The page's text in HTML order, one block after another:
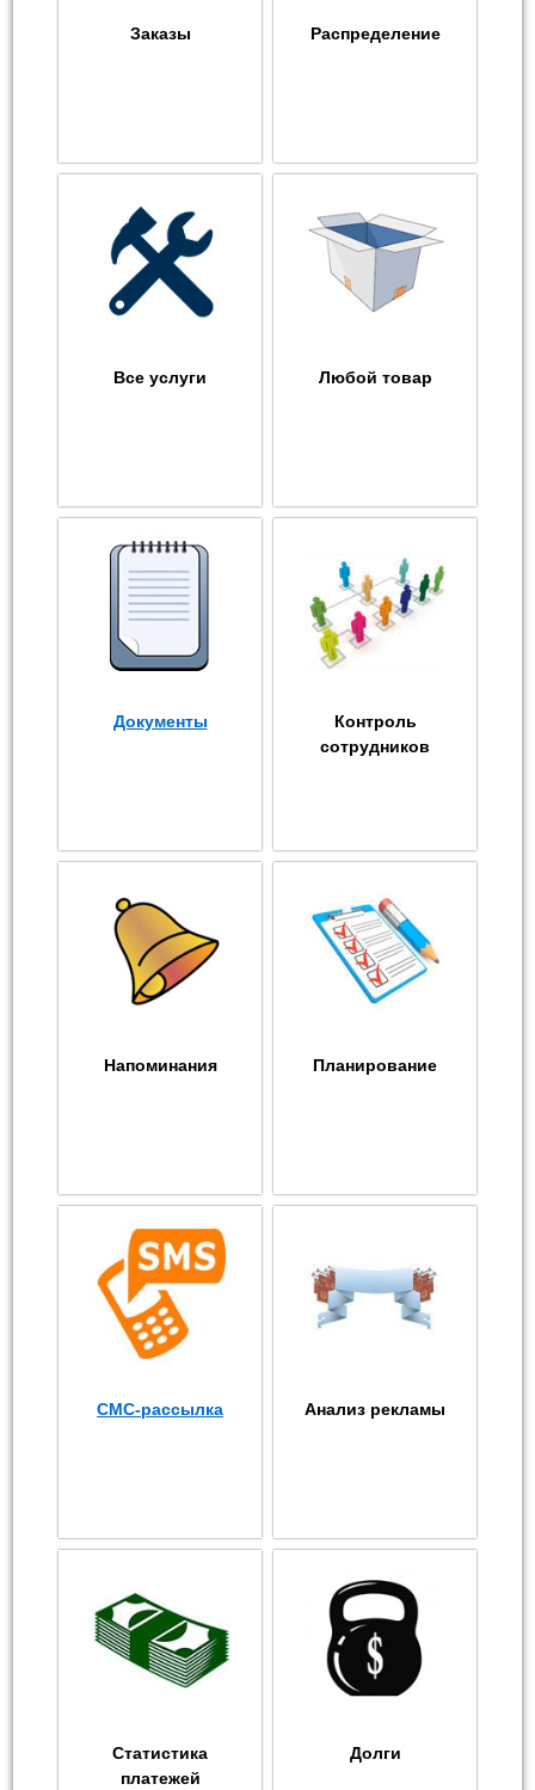
Заказы Распределение
Все услуги Любой товар
Документы
Контроль
сотрудников
Напоминания Планирование
СМС-рассылка Анализ рекламы
Статистика
платежей
Долги